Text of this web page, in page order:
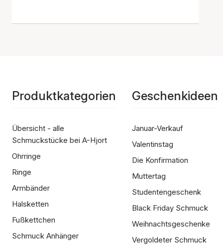
Produktkategorien
Übersicht - alle
Schmuckstücke bei A-Hjort
Ohrringe
Ringe
Armbänder
Halsketten
Fußkettchen
Schmuck Anhänger
Geschenkideen
Januar-Verkauf
Valentinstag
Die Konfirmation
Muttertag
Studentengeschenk
Black Friday Schmuck
Weihnachtsgeschenke
Vergoldeter Schmuck